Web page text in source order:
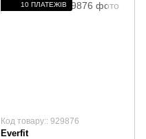
10 ПЛАТЕЖІВ
Код товару:: 929876
Everfit